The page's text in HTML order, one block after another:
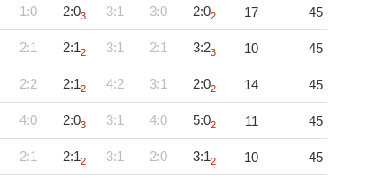
1:0 2:03 3:1 3:0 2:02 17 45
2:1 2:12 3:1 2:1 3:23 10 45
2:2 2:12 4:2 3:1 2:02 14 45
4:0 2:03 3:1 4:0 5:02 11 45
2:1 2:12 3:1 2:0 3:12 10 45